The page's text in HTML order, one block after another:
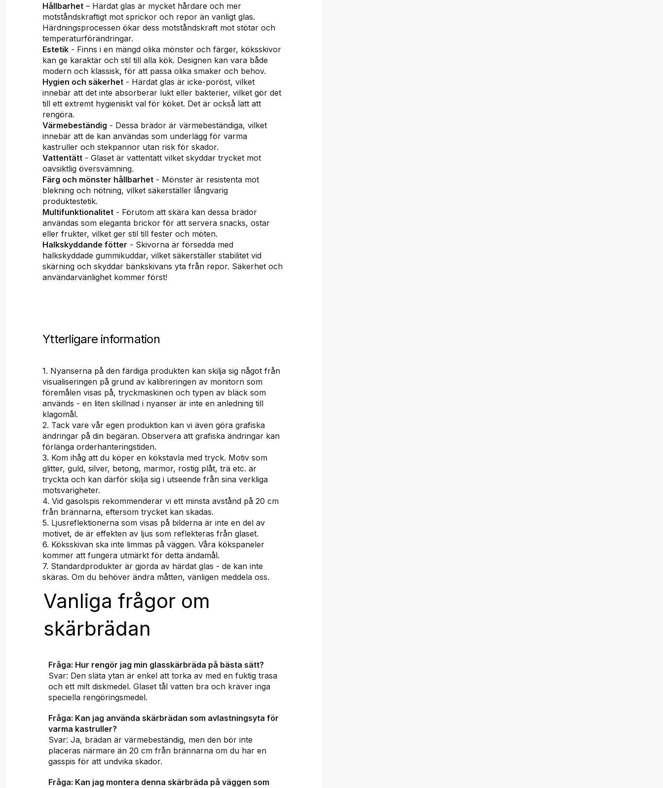
Hållbarhet – Härdat glas är mycket hårdare och mer
motståndskraftigt mot sprickor och repor än vanligt glas.
Härdningsprocessen ökar dess motståndskraft mot stötar och
temperaturförändringar.
Estetik - Finns i en mängd olika mönster och färger, köksskivor
kan ge karaktär och stil till alla kök. Designen kan vara både
modern och klassisk, för att passa olika smaker och behov.
Hygien och säkerhet - Härdat glas är icke-poröst, vilket
innebär att det inte absorberar lukt eller bakterier, vilket gör det
till ett extremt hygieniskt val för köket. Det är också lätt att
rengöra.
Värmebeständig - Dessa brädor är värmebeständiga, vilket
innebär att de kan användas som underlägg för varma
kastruller och stekpannor utan risk för skador.
Vattentätt - Glaset är vattentätt vilket skyddar trycket mot
oavsiktlig översvämning.
Färg och mönster hållbarhet - Mönster är resistenta mot
blekning och nötning, vilket säkerställer långvarig
produktestetik.
Multifunktionalitet - Förutom att skära kan dessa brädor
användas som eleganta brickor för att servera snacks, ostar
eller frukter, vilket ger stil till fester och möten.
Halkskyddande fötter - Skivorna är försedda med
halkskyddade gummikuddar, vilket säkerställer stabilitet vid
skärning och skyddar bänkskivans yta från repor. Säkerhet och
användarvänlighet kommer först!
Ytterligare information
1. Nyanserna på den färdiga produkten kan skilja sig något från
visualiseringen på grund av kalibreringen av monitorn som
föremålen visas på, tryckmaskinen och typen av bläck som
används - en liten skillnad i nyanser är inte en anledning till
klagomål.
2. Tack vare vår egen produktion kan vi även göra grafiska
ändringar på din begäran. Observera att grafiska ändringar kan
förlänga orderhanteringstiden.
3. Kom ihåg att du köper en kökstavla med tryck. Motiv som
glitter, guld, silver, betong, marmor, rostig plåt, trä etc. är
tryckta och kan därför skilja sig i utseende från sina verkliga
motsvarigheter.
4. Vid gasolspis rekommenderar vi ett minsta avstånd på 20 cm
från brännarna, eftersom trycket kan skadas.
5. Ljusreflektionerna som visas på bilderna är inte en del av
motivet, de är effekten av ljus som reflekteras från glaset.
6. Köksskivan ska inte limmas på väggen. Våra kökspaneler
kommer att fungera utmärkt för detta ändamål.
7. Standardprodukter är gjorda av härdat glas - de kan inte
skäras. Om du behöver ändra måtten, vänligen meddela oss.
Vanliga frågor om
skärbrädan
Fråga: Hur rengör jag min glasskärbräda på bästa sätt?
Svar: Den släta ytan är enkel att torka av med en fuktig trasa
och ett milt diskmedel. Glaset tål vatten bra och kräver inga
speciella rengöringsmedel.
Fråga: Kan jag använda skärbrädan som avlastningsyta för
varma kastruller?
Svar: Ja, brädan är värmebeständig, men den bör inte
placeras närmare än 20 cm från brännarna om du har en
gasspis för att undvika skador.
Fråga: Kan jag montera denna skärbräda på väggen som